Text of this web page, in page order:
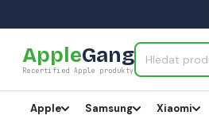
AppleGang
Recertified Apple produkty
Apple Samsung Xiaomi